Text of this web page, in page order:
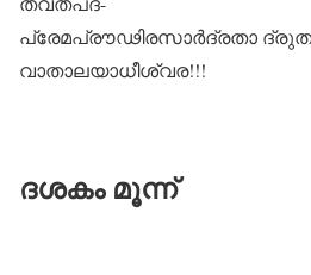
പ്രേമപ്രൗഢിരസാർദ്രതാ
വാതാലയാധീശ്വര!!!
ദശകം മൂന്ന്